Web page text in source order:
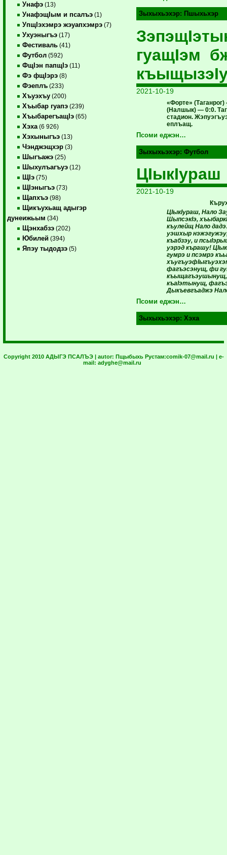
Унафэ (13)
УнафэщIым и псалъэ (1)
УпщIэхэмрэ жэуапхэмрэ (7)
Ухуэныгъэ (17)
Фестиваль (41)
Футбол (592)
ФщIэн папщIэ (11)
Фэ фщIэрэ (8)
Фэеплъ (233)
Хъуэхъу (200)
Хъыбар гуапэ (239)
ХъыбарегъащIэ (65)
Хэха (6 926)
Хэхыныгъэ (13)
Чэнджэщхэр (3)
Шыгъажэ (25)
Шыхулъагъуэ (12)
ЩIэ (75)
ЩIэныгъэ (73)
Щапхъэ (98)
Щикъухьащ адыгэр
дунеижьым (34)
Щэнхабзэ (202)
Юбилей (394)
Япэу тыдодзэ (5)
Зыхыхьэхэр: Пшыхьхэр
гуащIэм
2021-10-19
«Форте»
(Налшык) — 0:0.
стадион.
еплъащ.
Псоми еджэн…
Зыхыхьэхэр: Футбол
ЦIыкIураш
2021-10-19
ЦIыкIураш, Нало
ШыпсэкIэ,
къулейщ Нало
уэшхыр
къабзэу, и
уэрэд кърашу!
гумрэ и псэмрэ
фагъэсэнущ, фи
къаIэтынущ,
Дыкъевгъаджэ
Псоми еджэн…
Зыхыхьэхэр: Хэха
Copyright 2010 АДЫГЭ ПСАЛЪЭ | autor: Пщыбыхь Рустам:comik-07@mail.ru | e-
mail: adyghe@mail.ru